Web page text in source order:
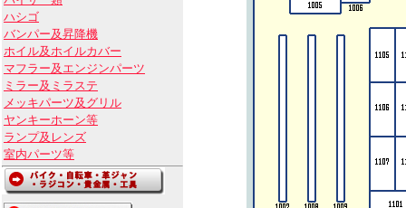
ハシゴ
バンパー及昇降機
ホイル及ホイルカバー
マフラー及エンジンパーツ
ミラー及ミラステ
メッキパーツ及グリル
ヤンキーホーン等
ランプ及レンズ
室内パーツ等